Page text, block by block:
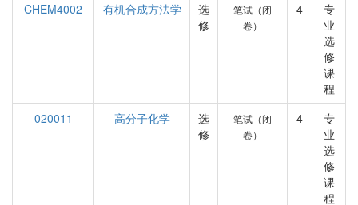
CHEM4002
有机合成方法学
选
修
笔试（闭
卷）
4
专
业
选
修
课
程
020011
高分子化学
选
修
笔试（闭
卷）
4
专
业
选
修
课
程